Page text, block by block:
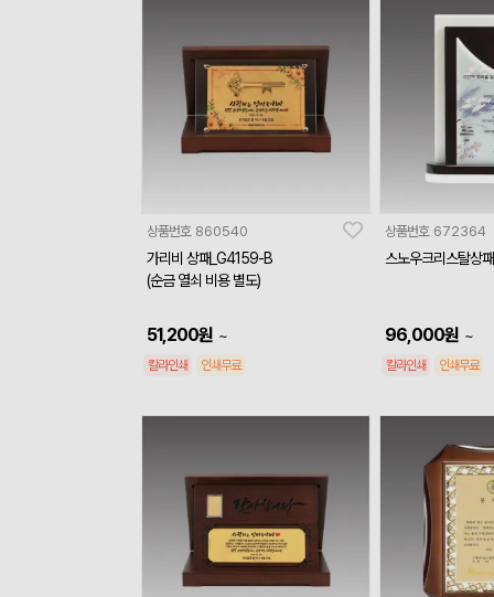
상품번호 860540
가리비 상패_G4159-B
(순금 열쇠 비용 별도)
51,200원 ~
칼라인쇄 인쇄무료
상품번호 672364
스노우크리스탈상
96,000원 ~
칼라인쇄 인쇄무료